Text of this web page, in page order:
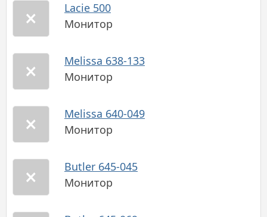
Lacie 500
Монитор
Melissa 638-133
Монитор
Melissa 640-049
Монитор
Butler 645-045
Монитор